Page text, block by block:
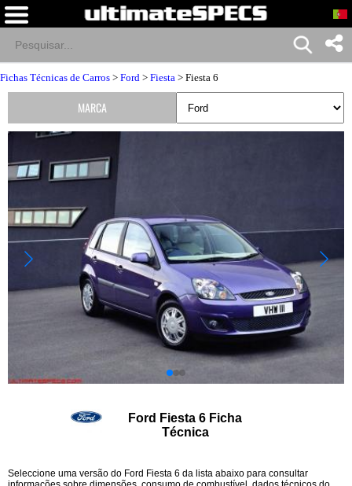
Fichas Técnicas de Carros > Ford > Fiesta > Fiesta 6
Ford Fiesta 6 Ficha
Técnica
Seleccione uma versão do Ford Fiesta 6 da lista abaixo para consultar
MARCA